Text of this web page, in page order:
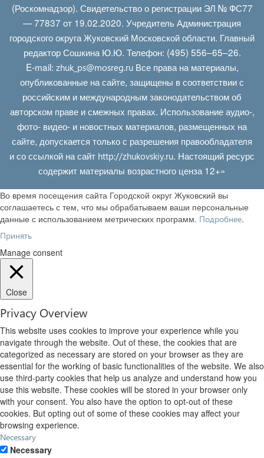
(Роскомнадзор). Свидетельство о регистрации ЭЛ № ФС77
— 77837 от 19.02.2020. Учредитель Администрация
городского округа Жуковский Московской области. Главный
редактор Сошкина Ю.Ю. Телефон: (495) 556–65–26.
E‑mail: zhuk_ps@mosreg.ruВсе права на материалы,
опубликованные на сайте, защищены в соответствии с
российским и международным законодательством об
авторском праве и смежных правах. Использование аудио-,
фото- видео- и новостных материалов, размещенных на
сайте, допускается только с разрешения правообладателя
и со ссылкой на сайт http://zhukovskiy.ru. Настоящий ресурс
содержит материалы возрастного ценза 12+»
Во время посещения сайта Городской округ Жуковский вы
соглашаетесь с тем, что мы обрабатываем ваши персональные
данные с использованием метрических программ. Подробнее.
Принять
Manage consent
Close
Privacy Overview
This website uses cookies to improve your experience while you
navigate through the website. Out of these, the cookies that are
categorized as necessary are stored on your browser as they are
essential for the working of basic functionalities of the website. We also
use third-party cookies that help us analyze and understand how you
use this website. These cookies will be stored in your browser only
with your consent. You also have the option to opt-out of these
cookies. But opting out of some of these cookies may affect your
browsing experience.
Necessary
Necessary